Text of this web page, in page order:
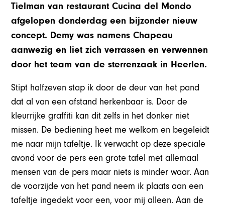
Tielman van restaurant Cucina del Mondo
afgelopen donderdag een bijzonder nieuw
concept. Demy was namens Chapeau
aanwezig en liet zich verrassen en verwennen
door het team van de sterrenzaak in Heerlen.
Stipt halfzeven stap ik door de deur van het pand
dat al van een afstand herkenbaar is. Door de
kleurrijke graffiti kan dit zelfs in het donker niet
missen. De bediening heet me welkom en begeleidt
me naar mijn tafeltje. Ik verwacht op deze speciale
avond voor de pers een grote tafel met allemaal
mensen van de pers maar niets is minder waar. Aan
de voorzijde van het pand neem ik plaats aan een
tafeltje ingedekt voor een, voor mij alleen. Aan de